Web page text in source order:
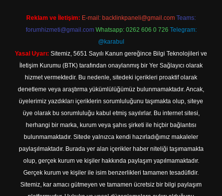
Reklam ve İletişim: E-mail: backlinkpaneli@gmail.com Teams:
forumhizmeti@gmail.com Whatsapp: 0262 606 0 726 Telegram:
@karabul
Yasal Uyarı: Sitemiz, 5651 Sayılı Kanun gereğince Bilgi Teknolojileri ve
İletişim Kurumu (BTK) tarafından onaylanmış bir Yer Sağlayıcı olarak
hizmet vermektedir. Bu nedenle, sitedeki içerikleri proaktif olarak
denetleme veya araştırma yükümlülüğümüz bulunmamaktadır. Ancak,
üyelerimiz yazdıkları içeriklerin sorumluluğunu taşımakta olup, siteye
üye olarak bu sorumluluğu kabul etmiş sayılırlar. Bu internet sitesi,
herhangi bir marka, kurum veya şahıs şirketi ile hiçbir bağlantısı
bulunmamaktadır. Sitede yalnızca kendi hazırladığımız makaleler
paylaşılmaktadır. Burada yer alan içerikler haber niteliği taşımamakta
olup, gerçek kurum ve kişiler hakkında paylaşım yapılmamaktadır.
Gerçek kurum ve kişiler ile isim benzerlikleri tamamen tesadüfidir.
Sitemiz, kar amacı gütmeyen ve tamamen ücretsiz bir bilgi paylaşım